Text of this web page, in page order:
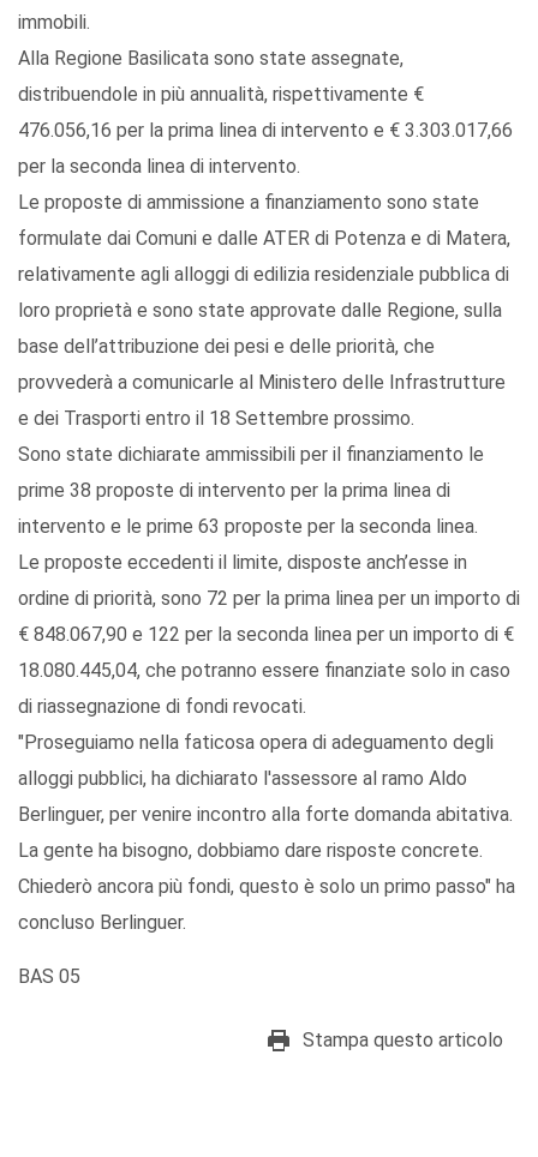
immobili.
Alla Regione Basilicata sono state assegnate,
distribuendole in più annualità, rispettivamente €
476.056,16 per la prima linea di intervento e € 3.303.017,66
per la seconda linea di intervento.
Le proposte di ammissione a finanziamento sono state
formulate dai Comuni e dalle ATER di Potenza e di Matera,
relativamente agli alloggi di edilizia residenziale pubblica di
loro proprietà e sono state approvate dalle Regione, sulla
base dell’attribuzione dei pesi e delle priorità, che
provvederà a comunicarle al Ministero delle Infrastrutture
e dei Trasporti entro il 18 Settembre prossimo.
Sono state dichiarate ammissibili per il finanziamento le
prime 38 proposte di intervento per la prima linea di
intervento e le prime 63 proposte per la seconda linea.
Le proposte eccedenti il limite, disposte anch’esse in
ordine di priorità, sono 72 per la prima linea per un importo di
€ 848.067,90 e 122 per la seconda linea per un importo di €
18.080.445,04, che potranno essere finanziate solo in caso
di riassegnazione di fondi revocati.
"Proseguiamo nella faticosa opera di adeguamento degli
alloggi pubblici, ha dichiarato l'assessore al ramo Aldo
Berlinguer, per venire incontro alla forte domanda abitativa.
La gente ha bisogno, dobbiamo dare risposte concrete.
Chiederò ancora più fondi, questo è solo un primo passo" ha
concluso Berlinguer.
BAS 05
Stampa questo articolo